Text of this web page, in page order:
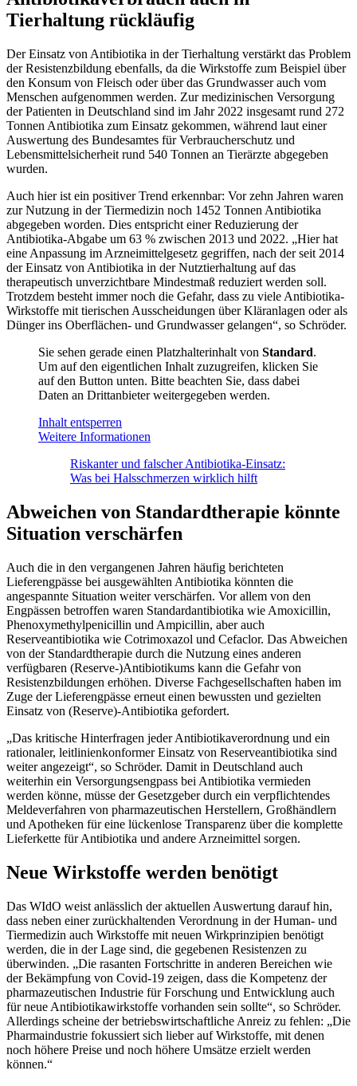
Tierhaltung rückläufig
Der Einsatz von Antibiotika in der Tierhaltung verstärkt das Problem
der Resistenzbildung ebenfalls, da die Wirkstoffe zum Beispiel über
den Konsum von Fleisch oder über das Grundwasser auch vom
Menschen aufgenommen werden. Zur medizinischen Versorgung
der Patienten in Deutschland sind im Jahr 2022 insgesamt rund 272
Tonnen Antibiotika zum Einsatz gekommen, während laut einer
Auswertung des Bundesamtes für Verbraucherschutz und
Lebensmittelsicherheit rund 540 Tonnen an Tierärzte abgegeben
wurden.
Auch hier ist ein positiver Trend erkennbar: Vor zehn Jahren waren
zur Nutzung in der Tiermedizin noch 1452 Tonnen Antibiotika
abgegeben worden. Dies entspricht einer Reduzierung der
Antibiotika-Abgabe um 63 % zwischen 2013 und 2022. „Hier hat
eine Anpassung im Arzneimittelgesetz gegriffen, nach der seit 2014
der Einsatz von Antibiotika in der Nutztierhaltung auf das
therapeutisch unverzichtbare Mindestmaß reduziert werden soll.
Trotzdem besteht immer noch die Gefahr, dass zu viele Antibiotika-
Wirkstoffe mit tierischen Ausscheidungen über Kläranlagen oder als
Dünger ins Oberflächen- und Grundwasser gelangen“, so Schröder.
Sie sehen gerade einen Platzhalterinhalt von Standard.
Um auf den eigentlichen Inhalt zuzugreifen, klicken Sie
auf den Button unten. Bitte beachten Sie, dass dabei
Daten an Drittanbieter weitergegeben werden.
Inhalt entsperren
Weitere Informationen
Riskanter und falscher Antibiotika-Einsatz:
Was bei Halsschmerzen wirklich hilft
Abweichen von Standardtherapie könnte
Situation verschärfen
Auch die in den vergangenen Jahren häufig berichteten
Lieferengpässe bei ausgewählten Antibiotika könnten die
angespannte Situation weiter verschärfen. Vor allem von den
Engpässen betroffen waren Standardantibiotika wie Amoxicillin,
Phenoxymethylpenicillin und Ampicillin, aber auch
Reserveantibiotika wie Cotrimoxazol und Cefaclor. Das Abweichen
von der Standardtherapie durch die Nutzung eines anderen
verfügbaren (Reserve-)Antibiotikums kann die Gefahr von
Resistenzbildungen erhöhen. Diverse Fachgesellschaften haben im
Zuge der Lieferengpässe erneut einen bewussten und gezielten
Einsatz von (Reserve)-Antibiotika gefordert.
„Das kritische Hinterfragen jeder Antibiotikaverordnung und ein
rationaler, leitlinienkonformer Einsatz von Reserveantibiotika sind
weiter angezeigt“, so Schröder. Damit in Deutschland auch
weiterhin ein Versorgungsengpass bei Antibiotika vermieden
werden könne, müsse der Gesetzgeber durch ein verpflichtendes
Meldeverfahren von pharmazeutischen Herstellern, Großhändlern
und Apotheken für eine lückenlose Transparenz über die komplette
Lieferkette für Antibiotika und andere Arzneimittel sorgen.
Neue Wirkstoffe werden benötigt
Das WIdO weist anlässlich der aktuellen Auswertung darauf hin,
dass neben einer zurückhaltenden Verordnung in der Human- und
Tiermedizin auch Wirkstoffe mit neuen Wirkprinzipien benötigt
werden, die in der Lage sind, die gegebenen Resistenzen zu
überwinden. „Die rasanten Fortschritte in anderen Bereichen wie
der Bekämpfung von Covid-19 zeigen, dass die Kompetenz der
pharmazeutischen Industrie für Forschung und Entwicklung auch
für neue Antibiotikawirkstoffe vorhanden sein sollte“, so Schröder.
Allerdings scheine der betriebswirtschaftliche Anreiz zu fehlen: „Die
Pharmaindustrie fokussiert sich lieber auf Wirkstoffe, mit denen
noch höhere Preise und noch höhere Umsätze erzielt werden
können.“